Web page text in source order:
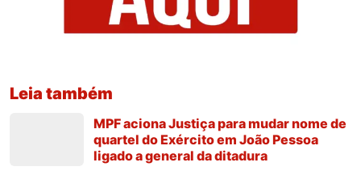
Leia também
MPF aciona Justiça para mudar nome de
quartel do Exército em João Pessoa
ligado a general da ditadura